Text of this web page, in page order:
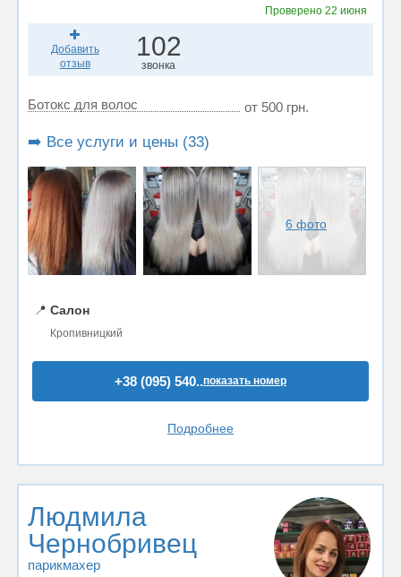
Проверено 22 июня
Добавить
отзыв
102
звонка
Ботокс для волос от 500 грн.
➡️ Все услуги и цены (33)
6 фото
📍 Салон
Кропивницкий
+38 (095) 540..показать номер
Подробнее
Людмила
Чернобривец
парикмахер